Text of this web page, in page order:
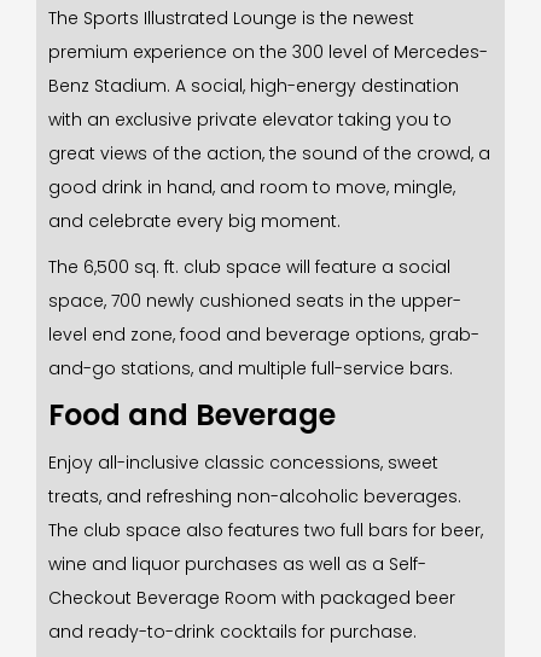
The Sports Illustrated Lounge is the newest
premium experience on the 300 level of Mercedes-
Benz Stadium. A social, high-energy destination
with an exclusive private elevator taking you to
great views of the action, the sound of the crowd, a
good drink in hand, and room to move, mingle,
and celebrate every big moment.
The 6,500 sq. ft. club space will feature a social
space, 700 newly cushioned seats in the upper-
level end zone, food and beverage options, grab-
and-go stations, and multiple full-service bars.
Food and Beverage
Enjoy all-inclusive classic concessions, sweet
treats, and refreshing non-alcoholic beverages.
The club space also features two full bars for beer,
wine and liquor purchases as well as a Self-
Checkout Beverage Room with packaged beer
and ready-to-drink cocktails for purchase.